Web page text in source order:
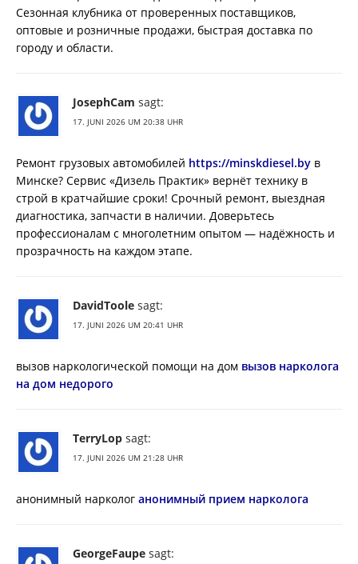
Сезонная клубника от проверенных поставщиков,
оптовые и розничные продажи, быстрая доставка по
городу и области.
JosephCam sagt:
17. JUNI 2026 UM 20:38 UHR
Ремонт грузовых автомобилей https://minskdiesel.by в
Минске? Сервис «Дизель Практик» вернёт технику в
строй в кратчайшие сроки! Срочный ремонт, выездная
диагностика, запчасти в наличии. Доверьтесь
профессионалам с многолетним опытом — надёжность и
прозрачность на каждом этапе.
DavidToole sagt:
17. JUNI 2026 UM 20:41 UHR
вызов наркологической помощи на дом вызов нарколога
на дом недорого
TerryLop sagt:
17. JUNI 2026 UM 21:28 UHR
анонимный нарколог анонимный прием нарколога
GeorgeFaupe sagt: